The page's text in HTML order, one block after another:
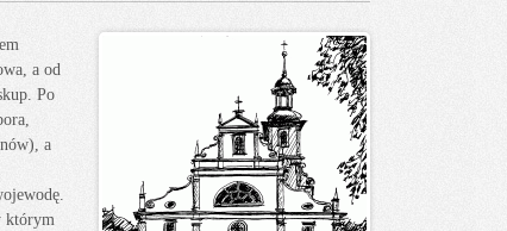
a od
Po
a
którym